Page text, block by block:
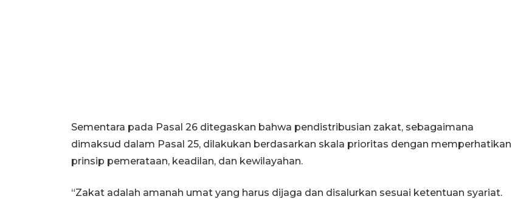
Sementara pada Pasal 26 ditegaskan bahwa pendistribusian zakat, sebagaimana
dimaksud dalam Pasal 25, dilakukan berdasarkan skala prioritas dengan memperhatikan
prinsip pemerataan, keadilan, dan kewilayahan.
“Zakat adalah amanah umat yang harus dijaga dan disalurkan sesuai ketentuan syariat.